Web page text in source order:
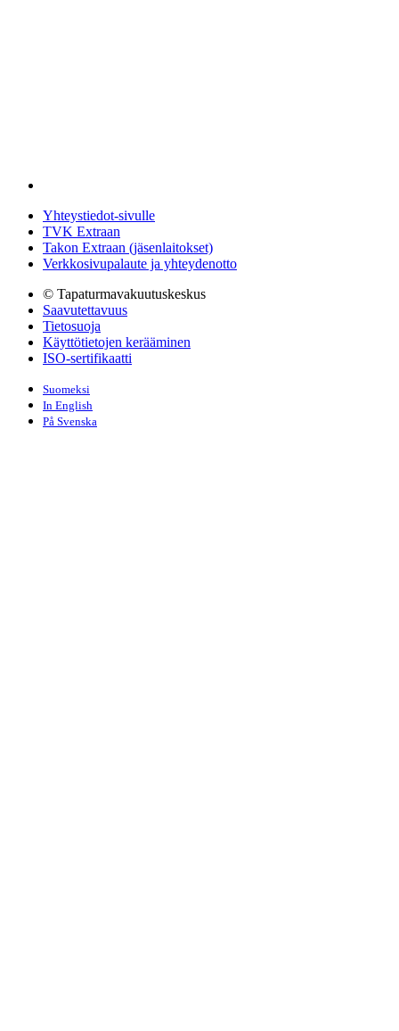
Yhteystiedot-sivulle
TVK Extraan
Takon Extraan (jäsenlaitokset)
Verkkosivupalaute ja yhteydenotto
© Tapaturmavakuutuskeskus
Saavutettavuus
Tietosuoja
Käyttötietojen kerääminen
ISO-sertifikaatti
Suomeksi
In English
På Svenska